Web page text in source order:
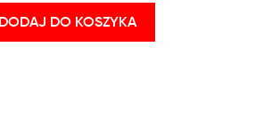
DODAJ DO KOSZYKA